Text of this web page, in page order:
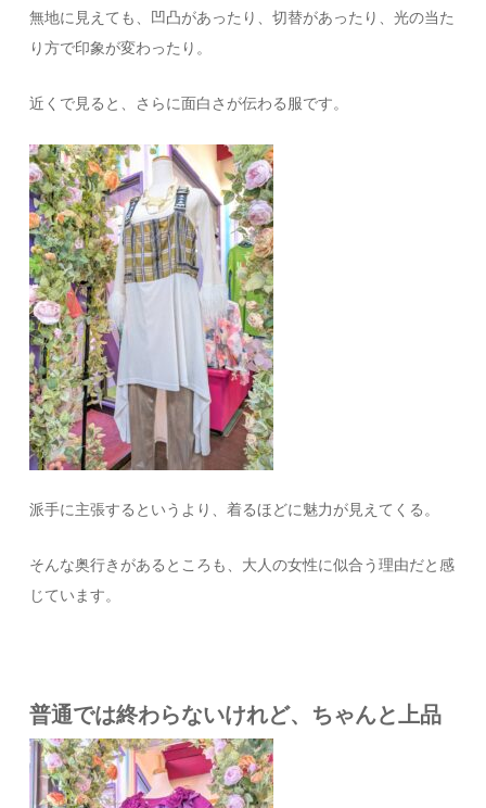
無地に見えても、凹凸があったり、切替があったり、光の当た
り方で印象が変わったり。
近くで見ると、さらに面白さが伝わる服です。
派手に主張するというより、着るほどに魅力が見えてくる。
そんな奥行きがあるところも、大人の女性に似合う理由だと感
じています。
普通では終わらないけれど、ちゃんと上品